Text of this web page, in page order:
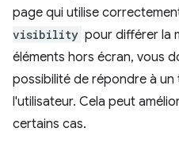
page qui utilise
visibility pour différer la
éléments hors écran, vous
possibilité de répondre à
l'utilisateur. Cela peut
certains cas.